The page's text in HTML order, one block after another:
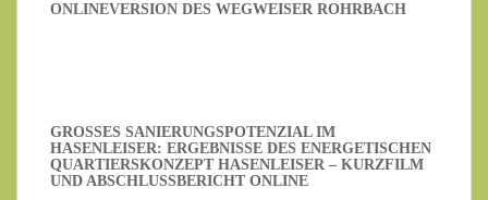
ONLINEVERSION DES WEGWEISER ROHRBACH
GROSSES SANIERUNGSPOTENZIAL IM H
ASENLEISER: ERGEBNISSE DES ENERGETISCHEN Q
UARTIERSKONZEPT HASENLEISER – KURZFILM U
ND ABSCHLUSSBERICHT ONLINE